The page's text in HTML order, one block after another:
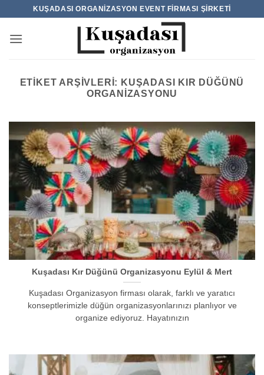
KUŞADASI ORGANIZASYON EVENT FIRMASI ŞIRKETI
ETIKET ARŞIVLERI: KUŞADASI KIR DÜĞÜNÜ
ORGANIZASYONU
Kuşadası Kır Düğünü Organizasyonu Eylül & Mert
Kuşadası Organizasyon firması olarak, farklı ve yaratıcı
konseptlerimizle düğün organizasyonlarınızı planlıyor ve
organize ediyoruz. Hayatınızın